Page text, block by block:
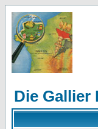
Die Gallier